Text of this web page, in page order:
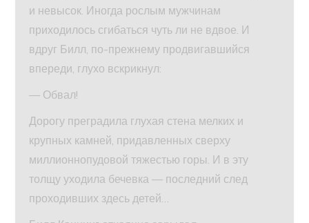
и невысок. Иногда рослым мужчинам
приходилось сгибаться чуть ли не вдвое. И
вдруг Билл, по-прежнему продвигавшийся
впереди, глухо вскрикнул:
— Обвал!
Дорогу преградила глухая стена мелких и
крупных камней, придавленных сверху
миллионнопудовой тяжестью горы. И в эту
толщу уходила бечевка — последний след
проходивших здесь детей…